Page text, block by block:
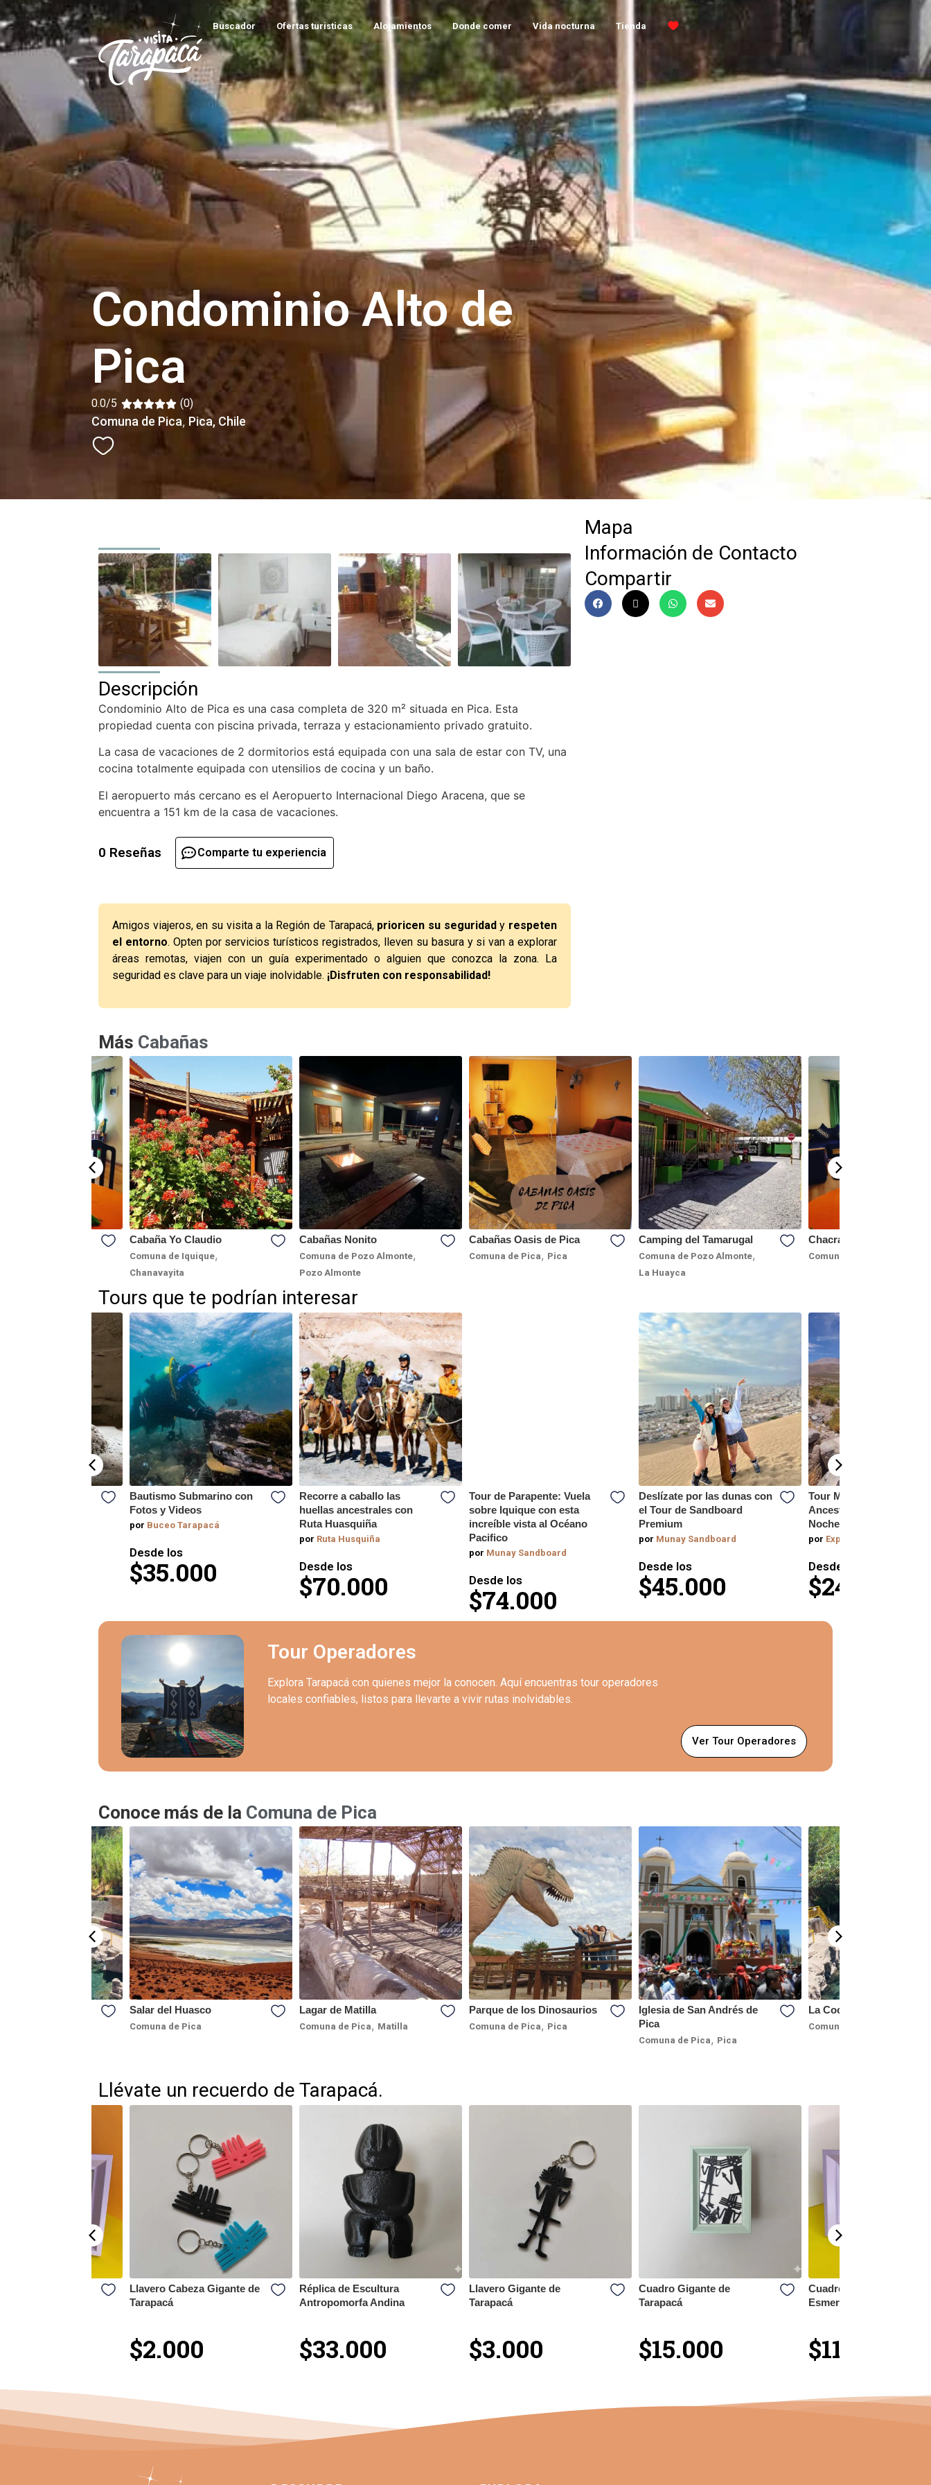
Buscador Ofertas turisticas Alojamientos Donde comer Vida nocturna Tienda
Condominio Alto de
Pica
0.0/5 (0)
Comuna de Pica, Pica, Chile
Descripción
Condominio Alto de Pica es una casa completa de 320 m² situada en Pica. Esta
propiedad cuenta con piscina privada, terraza y estacionamiento privado gratuito.
La casa de vacaciones de 2 dormitorios está equipada con una sala de estar con TV, una
cocina totalmente equipada con utensilios de cocina y un baño.
El aeropuerto más cercano es el Aeropuerto Internacional Diego Aracena, que se
encuentra a 151 km de la casa de vacaciones.
0 Reseñas Comparte tu experiencia
Amigos viajeros, en su visita a la Región de Tarapacá, prioricen su seguridad y respeten
el entorno. Opten por servicios turísticos registrados, lleven su basura y si van a explorar
áreas remotas, viajen con un guía experimentado o alguien que conozca la zona. La
seguridad es clave para un viaje inolvidable. ¡Disfruten con responsabilidad!
Mapa
Información de Contacto
Compartir
Más Cabañas
Cabaña Yo Claudio
Comuna de Iquique,
Chanavayita
Cabañas Nonito
Comuna de Pozo Almonte,
Pozo Almonte
Cabañas Oasis de Pica
Comuna de Pica , Pica
Camping del Tamarugal
Comuna de Pozo Almonte,
La Huayca
Chacra Don Anselmo
Comuna de Pica
Tours que te podrían interesar
Bautismo Submarino con
Fotos y Videos
por Buceo Tarapacá
Desde los
$35.000
Recorre a caballo las
huellas ancestrales con
Ruta Huasquiña
por Ruta Husquiña
Desde los
$70.000
Tour de Parapente: Vuela
sobre Iquique con esta
increíble vista al Océano
Pacifico
por Munay Sandboard
Desde los
$74.000
Deslízate por las dunas con
el Tour de Sandboard
Premium
por Munay Sandboard
Desde los
$45.000
Tour Mallku y Rutas
Ancestrales: 2 Días y 1
Noche
por Expedición Mauque
Desde los
$240.000
Tour Operadores
Explora Tarapacá con quienes mejor la conocen. Aquí encuentras tour operadores
locales confiables, listos para llevarte a vivir rutas inolvidables.
Ver Tour Operadores
Conoce más de la Comuna de Pica
Salar del Huasco
Comuna de Pica
Lagar de Matilla
Comuna de Pica , Matilla
Parque de los Dinosaurios
Comuna de Pica , Pica
Iglesia de San Andrés de
Pica
Comuna de Pica , Pica
La Cocha Resbaladero
Comuna de Pica
Llévate un recuerdo de Tarapacá.
Llavero Cabeza Gigante de
Tarapacá
$2.000
Réplica de Escultura
Antropomorfa Andina
$33.000
Llavero Gigante de
Tarapacá
$3.000
Cuadro Gigante de
Tarapacá
$15.000
Cuadro decorativo La
Esmerlada
$11.000